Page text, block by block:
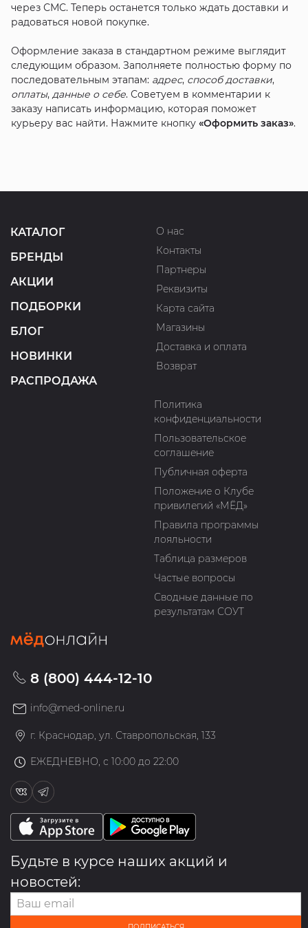
через СМС. Теперь останется только ждать доставки и
радоваться новой покупке.
Оформление заказа в стандартном режиме выглядит
следующим образом. Заполняете полностью форму по
последовательным этапам: адрес, способ доставки,
оплаты, данные о себе. Советуем в комментарии к
заказу написать информацию, которая поможет
курьеру вас найти. Нажмите кнопку «Оформить заказ».
КАТАЛОГ
БРЕНДЫ
АКЦИИ
ПОДБОРКИ
БЛОГ
НОВИНКИ
РАСПРОДАЖА
О нас
Контакты
Партнеры
Реквизиты
Карта сайта
Магазины
Доставка и оплата
Возврат
Политика
конфиденциальности
Пользовательское
соглашение
Публичная оферта
Положение о Клубе
привилегий «МЁД»
Правила программы
лояльности
Таблица размеров
Частые вопросы
Сводные данные по
результатам СОУТ
8 (800) 444-12-10
info@med-online.ru
г. Краснодар, ул. Ставропольская, 133
ЕЖЕДНЕВНО, с 10:00 до 22:00
Будьте в курсе наших акций и
новостей: